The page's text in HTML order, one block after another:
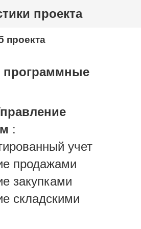
проекта
проекта
:
учет
продажами
закупками
складскими